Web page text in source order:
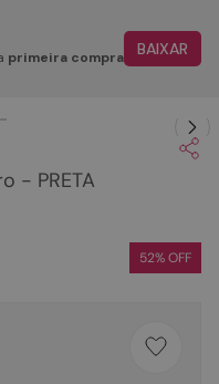
primeira compra BAIXAR
- PRETA
52% OFF